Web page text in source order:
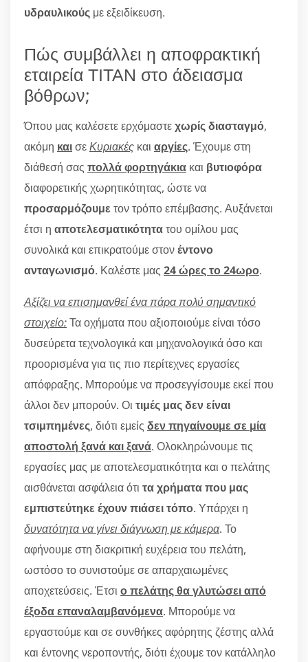
υδραυλικούς με εξειδίκευση.
Πώς συμβάλλει η αποφρακτική
εταιρεία ΤΙΤΑΝ στο άδειασμα
βόθρων;
Όπου μας καλέσετε ερχόμαστεχωρίς διασταγμό,
ακόμη καισεΚυριακές και αργίες. Έχουμε στη
διάθεσή σας πολλά φορτηγάκια και βυτιοφόρα
διαφορετικής χωρητικότητας, ώστε να
προσαρμόζουμε τον τρόπο επέμβασης. Αυξάνεται
έτσι η αποτελεσματικότητατου ομίλου μας
συνολικά και επικρατούμε στονέντονο
ανταγωνισμό. Καλέστε μας 24 ώρες το 24ωρο.
Αξίζει να επισημανθεί ένα πάρα πολύ σημαντικό
στοιχείο:Τα οχήματα που αξιοποιούμε είναι τόσο
δυσεύρετα τεχνολογικά και μηχανολογικά όσο και
προορισμένα για τις πιο περίτεχνες εργασίες
απόφραξης. Μπορούμε να προσεγγίσουμε εκεί που
άλλοι δεν μπορούν. Οι τιμές μας δεν είναι
τσιμπημένες, διότι εμείς δεν πηγαίνουμε σε μία
αποστολή ξανά και ξανά. Ολοκληρώνουμε τις
εργασίες μας με αποτελεσματικότητα και ο πελάτης
αισθάνεται ασφάλεια ότι τα χρήματα που μας
εμπιστεύτηκε έχουν πιάσει τόπο. Υπάρχει η
δυνατότητα να γίνει διάγνωση με κάμερα. Το
αφήνουμε στη διακριτική ευχέρεια του πελάτη,
ωστόσο το συνιστούμε σε απαρχαιωμένες
αποχετεύσεις. Έτσι ο πελάτης θα γλυτώσει από
έξοδα επαναλαμβανόμενα. Μπορούμε να
εργαστούμε και σε συνθήκες αφόρητης ζέστης αλλά
και έντονης νεροποντής, διότι έχουμε τον κατάλληλο